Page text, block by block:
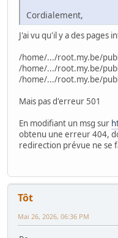
Cordialement,
J'ai vu qu'il y a des pages
/home/.../root.my.be/
/home/.../root.my.be/
/home/.../root.my.be/
Mais pas d'erreur 501
En modifiant un msg sur
obtenu une erreur 404,
redirection prévue ne se
Tôt
Mai 26, 2026, 06:36 PM